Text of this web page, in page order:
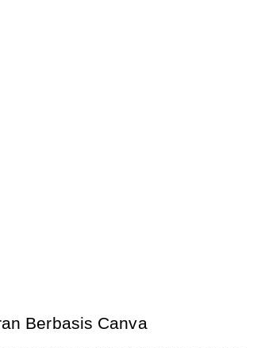
Berbasis Canva